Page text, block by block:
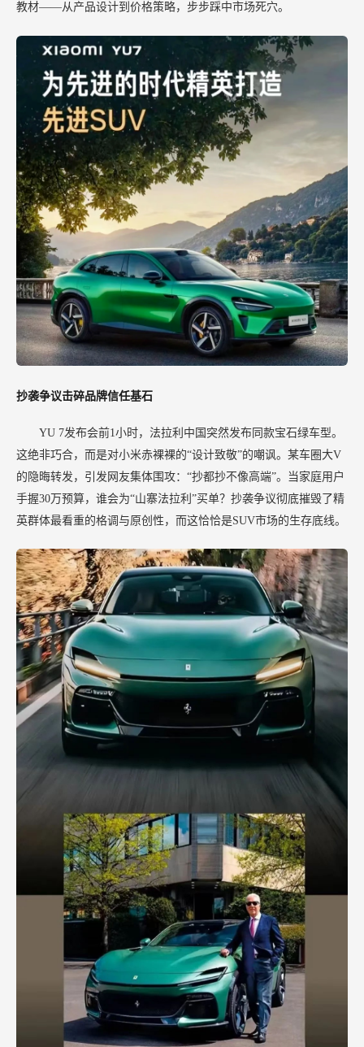
教材——从产品设计到价格策略，步步踩中市场死穴。
抄袭争议击碎品牌信任基石
YU 7发布会前1小时，法拉利中国突然发布同款宝石绿车型。
这绝非巧合，而是对小米赤裸裸的“设计致敬”的嘲讽。某车圈大V
的隐晦转发，引发网友集体围攻：“抄都抄不像高端”。当家庭用户
手握30万预算，谁会为“山寨法拉利”买单？抄袭争议彻底摧毁了精
英群体最看重的格调与原创性，而这恰恰是SUV市场的生存底线。